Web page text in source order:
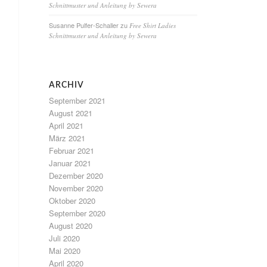
Schnittmuster und Anleitung by Sewera
Susanne Pulfer-Schallerzu Free Shirt Ladies
Schnittmuster und Anleitung by Sewera
ARCHIV
September 2021
August 2021
April 2021
März 2021
Februar 2021
Januar 2021
Dezember 2020
November 2020
Oktober 2020
September 2020
August 2020
Juli 2020
Mai 2020
April 2020